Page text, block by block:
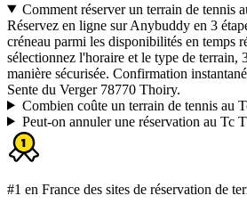
Comment réserver un terrain de tennis
Réservez en ligne sur Anybuddy en 3
créneau parmi les disponibilités en temps
sélectionnez l'horaire et le type de terrain,
manière sécurisée. Confirmation
Sente du Verger 78770 Thoiry.
Combien coûte un terrain de tennis au
Peut-on annuler une réservation au Tc
#1 en France des sites de réservation de